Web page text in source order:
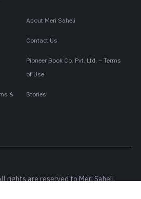
About Meri Saheli
Contact Us
Pioneer Book Co. Pvt. Ltd. – Terms
of Use
&
Stories
rights are reserved to Meri Saheli.